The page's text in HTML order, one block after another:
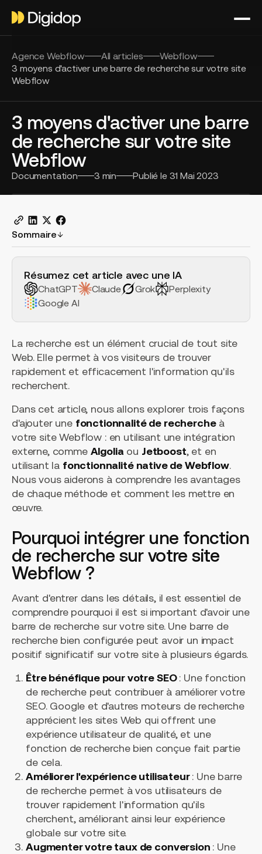
Agence Webflow All articles
Webflow
3 moyens d'activer une barre de recherche sur votre site
Webflow
3 moyens d'activer une barre
de recherche sur votre site
Webflow
Documentation 3 min Publié le 31 Mai 2023
Sommaire
Résumez cet article avec une IA
ChatGPT Claude Grok
Perplexity
Google AI
La recherche est un élément crucial de tout site
Web. Elle permet à vos visiteurs de trouver
rapidement et efficacement l'information qu'ils
recherchent.
Dans cet article, nous allons explorer trois façons
d'ajouter une fonctionnalité de rechercheà
votre site Webflow : en utilisant une intégration
externe, comme Algolia ou Jetboost, et en
utilisant la fonctionnalité native de Webflow.
Nous vous aiderons à comprendre les avantages
de chaque méthode et comment les mettre en
œuvre.
Pourquoi intégrer une fonction
de recherche sur votre site
Webflow ?
Avant d'entrer dans les détails, il est essentiel de
comprendre pourquoi il est si important d'avoir une
barre de recherche sur votre site. Une barre de
recherche bien configurée peut avoir un impact
positif significatif sur votre site à plusieurs égards.
Être bénéfique pour votre SEO: Une fonction
de recherche peut contribuer à améliorer votre
SEO. Google et d'autres moteurs de recherche
apprécient les sites Web qui offrent une
expérience utilisateur de qualité, et une
fonction de recherche bien conçue fait partie
de cela.
Améliorer l'expérience utilisateur: Une barre
de recherche permet à vos utilisateurs de
trouver rapidement l'information qu'ils
cherchent, améliorant ainsi leur expérience
globale sur votre site.
Augmenter votre taux de conversion : Une